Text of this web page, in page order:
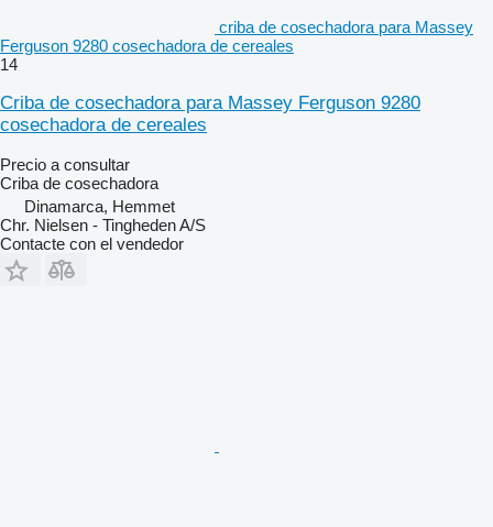
criba de cosechadora para Massey
Ferguson 9280 cosechadora de cereales
14
Criba de cosechadora para Massey Ferguson 9280
cosechadora de cereales
Precio a consultar
Criba de cosechadora
Dinamarca, Hemmet
Chr. Nielsen - Tingheden A/S
Contacte con el vendedor